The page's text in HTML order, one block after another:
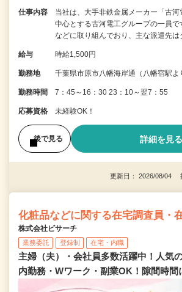
仕事内容
当社は、大手非鉄金属メーカー「古
中心とする古河電工グループの一員
などに取り組んでおり、主な派遣先
給与 時給1,500円
勤務地 千葉県市原市八幡海岸通（八幡宿駅よ
勤務時間 7：45～16：30 23：10～翌7：55
応募資格 未経験OK！
後で見る 詳細を見る
更新日： 2026/08/04
化粧品などに関する在宅調査員・
株式会社ビサーチ
業務委託 登録制 在宅・内職
主婦（夫）・会社員多数活躍中！人気
内勤務・Wワーク・副業OK！隙間時